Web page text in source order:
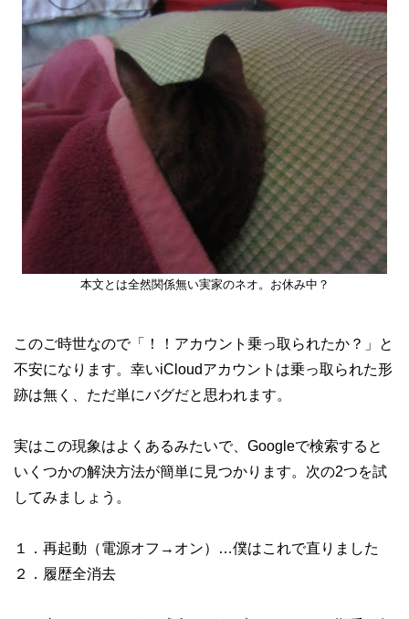
本文とは全然関係無い実家のネオ。お休み中？
このご時世なので「！！アカウント乗っ取られたか？」と
不安になります。幸いiCloudアカウントは乗っ取られた形
跡は無く、ただ単にバグだと思われます。
実はこの現象はよくあるみたいで、Googleで検索すると
いくつかの解決方法が簡単に見つかります。次の2つを試
してみましょう。
１．再起動（電源オフ→オン）…僕はこれで直りました
２．履歴全消去